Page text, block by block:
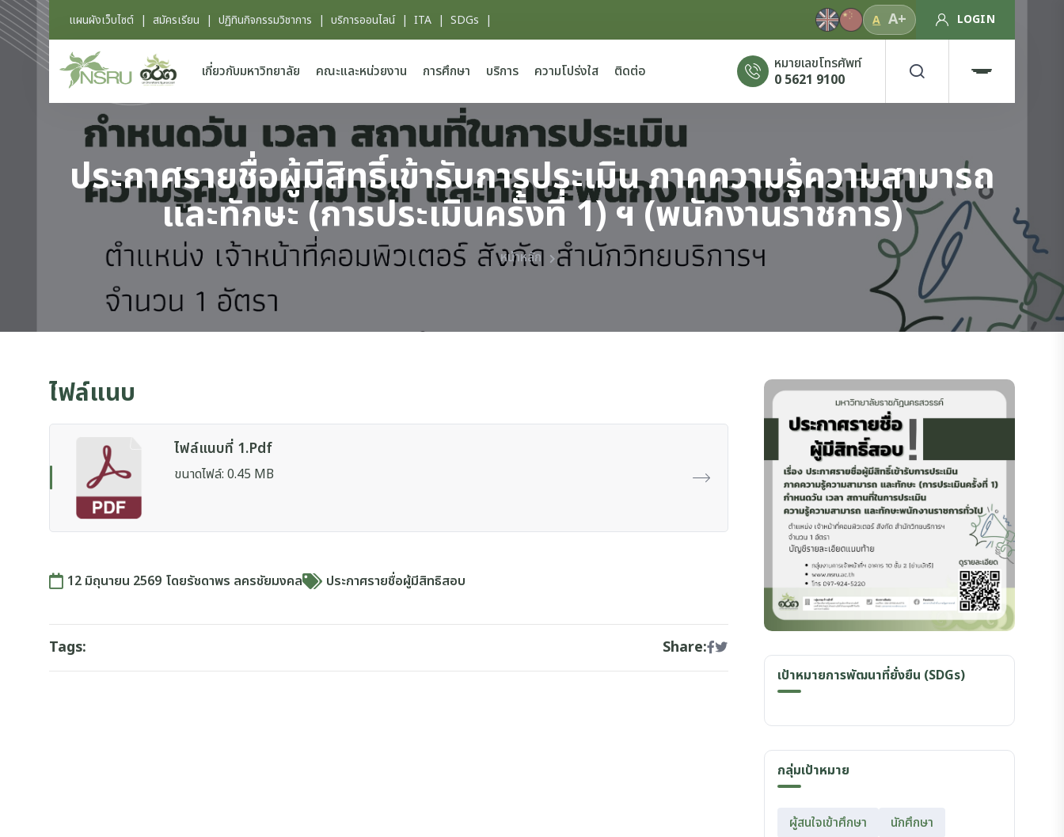
แผนผังเว็บไซต์ | สมัครเรียน | ปฏิทินกิจกรรมวิชาการ | บริการออนไลน์| ITA | SDGs | A A+ LOGIN
เกี่ยวกับมหาวิทยาลัย คณะและหน่วยงาน การศึกษา บริการ ความโปร่งใส ติดต่อ
หมายเลขโทรศัพท์
0 5621 9100
ประกาศรายชื่อผู้มีสิทธิ์เข้ารับการประเมิน ภาคความรู้ความสามารถ
และทักษะ (การประเมินครั้งที่ 1) ฯ (พนักงานราชการ)
หน้าหลัก
ไฟล์แนบ
ไฟล์แนบที่ 1.pdf
ขนาดไฟล์: 0.45 MB
12 มิถุนายน 2569 โดยรัชดาพร ลครชัยมงคล ประกาศรายชื่อผู้มีสิทธิสอบ
Tags: Share:
เป้าหมายการพัฒนาที่ยั่งยืน (SDGs)
กลุ่มเป้าหมาย
ผู้สนใจเข้าศึกษา
นักศึกษา